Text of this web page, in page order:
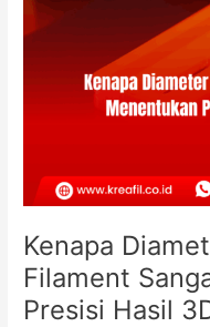
Kenapa
Filament
Presisi Hasil
Printing?